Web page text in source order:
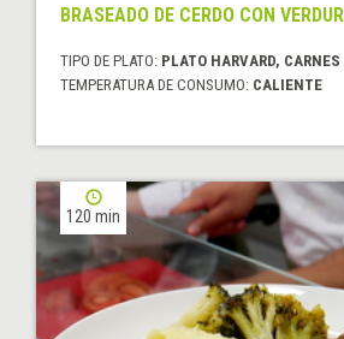
BRASEADO DE CERDO CON
TIPO DE PLATO: PLATO HARVARD, CARNES
TEMPERATURA DE CONSUMO: CALIENTE
120 min